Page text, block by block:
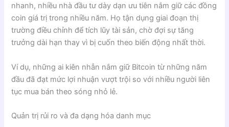
nhanh, nhiều nhà đầu tư dày dạn ưu tiên nắm giữ các đồng
coin giá trị trong nhiều năm. Họ tận dụng giai đoạn thị
trường điều chỉnh để tích lũy tài sản, chờ đợi sự tăng
trưởng dài hạn thay vì bị cuốn theo biến động nhất thời.
Ví dụ, những ai kiên nhẫn nắm giữ Bitcoin từ những năm
đầu đã đạt mức lợi nhuận vượt trội so với nhiều người liên
tục mua bán theo sóng nhỏ lẻ.
Quản trị rủi ro và đa dạng hóa danh mục